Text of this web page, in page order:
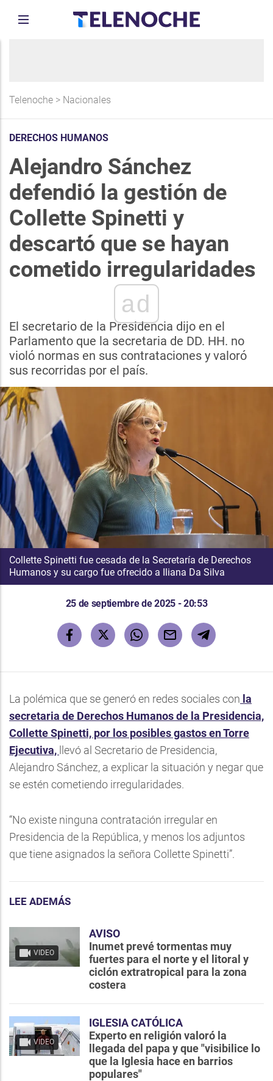
Telenoche > Nacionales
DERECHOS HUMANOS
Alejandro Sánchez
defendió la gestión de
Collette Spinetti y
descartó que se hayan
cometido irregularidades
ad
El secretario de la Presidencia dijo en el
Parlamento que la secretaria de DD. HH. no
violó normas en sus contrataciones y valoró
sus recorridas por el país.
Collette Spinetti fue cesada de la Secretaría de Derechos
Humanos y su cargo fue ofrecido a Iliana Da Silva
25 de septiembre de 2025 - 20:53
La polémica que se generó en redes sociales con la
secretaria de Derechos Humanos de la Presidencia,
Collette Spinetti, por los posibles gastos en Torre
Ejecutiva, llevó al Secretario de Presidencia,
Alejandro Sánchez, a explicar la situación y negar que
se estén cometiendo irregularidades.
“No existe ninguna contratación irregular en
Presidencia de la República, y menos los adjuntos
que tiene asignados la señora Collette Spinetti”.
LEE ADEMÁS
VIDEO
AVISO
Inumet prevé tormentas muy
fuertes para el norte y el litoral y
ciclón extratropical para la zona
costera
VIDEO
IGLESIA CATÓLICA
Experto en religión valoró la
llegada del papa y que "visibilice lo
que la Iglesia hace en barrios
populares"